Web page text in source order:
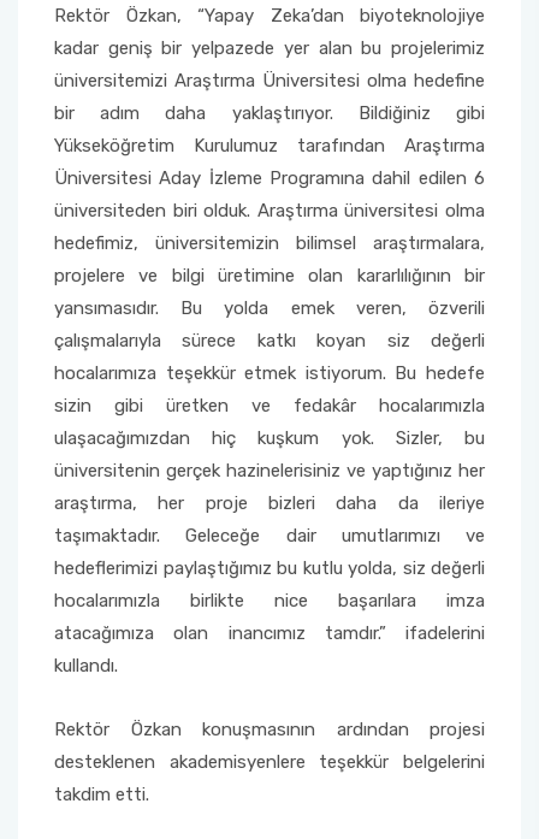
Rektör Özkan, “Yapay Zeka’dan biyoteknolojiye
kadar geniş bir yelpazede yer alan bu projelerimiz
üniversitemizi Araştırma Üniversitesi olma hedefine
bir adım daha yaklaştırıyor. Bildiğiniz gibi
Yükseköğretim Kurulumuz tarafından Araştırma
Üniversitesi Aday İzleme Programına dahil edilen 6
üniversiteden biri olduk. Araştırma üniversitesi olma
hedefimiz, üniversitemizin bilimsel araştırmalara,
projelere ve bilgi üretimine olan kararlılığının bir
yansımasıdır. Bu yolda emek veren, özverili
çalışmalarıyla sürece katkı koyan siz değerli
hocalarımıza teşekkür etmek istiyorum. Bu hedefe
sizin gibi üretken ve fedakâr hocalarımızla
ulaşacağımızdan hiç kuşkum yok. Sizler, bu
üniversitenin gerçek hazinelerisiniz ve yaptığınız her
araştırma, her proje bizleri daha da ileriye
taşımaktadır. Geleceğe dair umutlarımızı ve
hedeflerimizi paylaştığımız bu kutlu yolda, siz değerli
hocalarımızla birlikte nice başarılara imza
atacağımıza olan inancımız tamdır.” ifadelerini
kullandı.
Rektör Özkan konuşmasının ardından projesi
desteklenen akademisyenlere teşekkür belgelerini
takdim etti.